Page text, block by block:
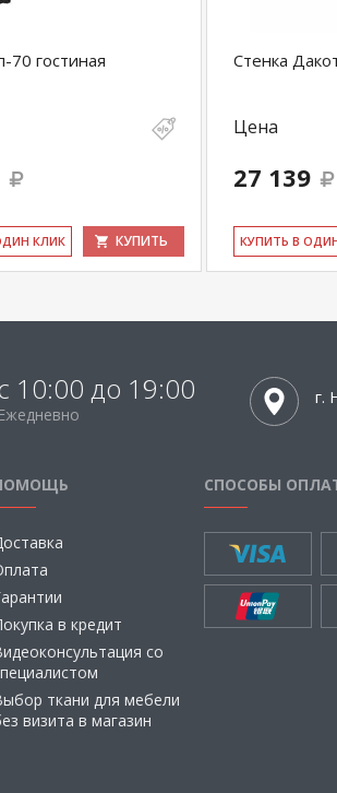
70 гостиная
КЛИК КУПИТЬ
Стенка
Цена
27 139
КУ­ПИТЬ В
10:00 до 19:00
Ежедневно
г.
в кредит
со
ткани для мебели
визита в магазин
СПОСОБЫ